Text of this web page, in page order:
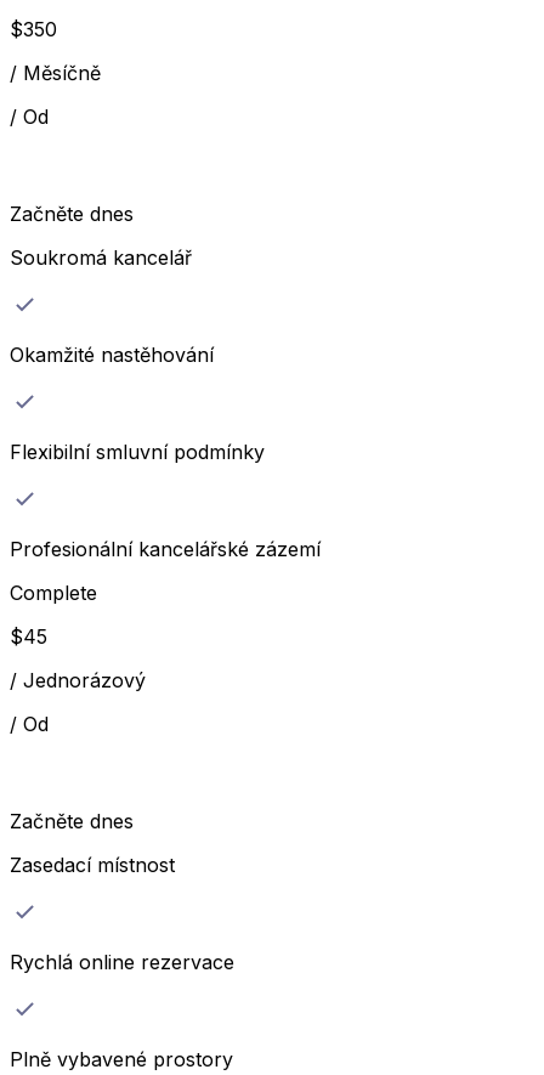
$350
/ Měsíčně
/ Od
Začněte dnes
Soukromá kancelář
Okamžité nastěhování
Flexibilní smluvní podmínky
Profesionální kancelářské zázemí
Complete
$45
/ Jednorázový
/ Od
Začněte dnes
Zasedací místnost
Rychlá online rezervace
Plně vybavené prostory